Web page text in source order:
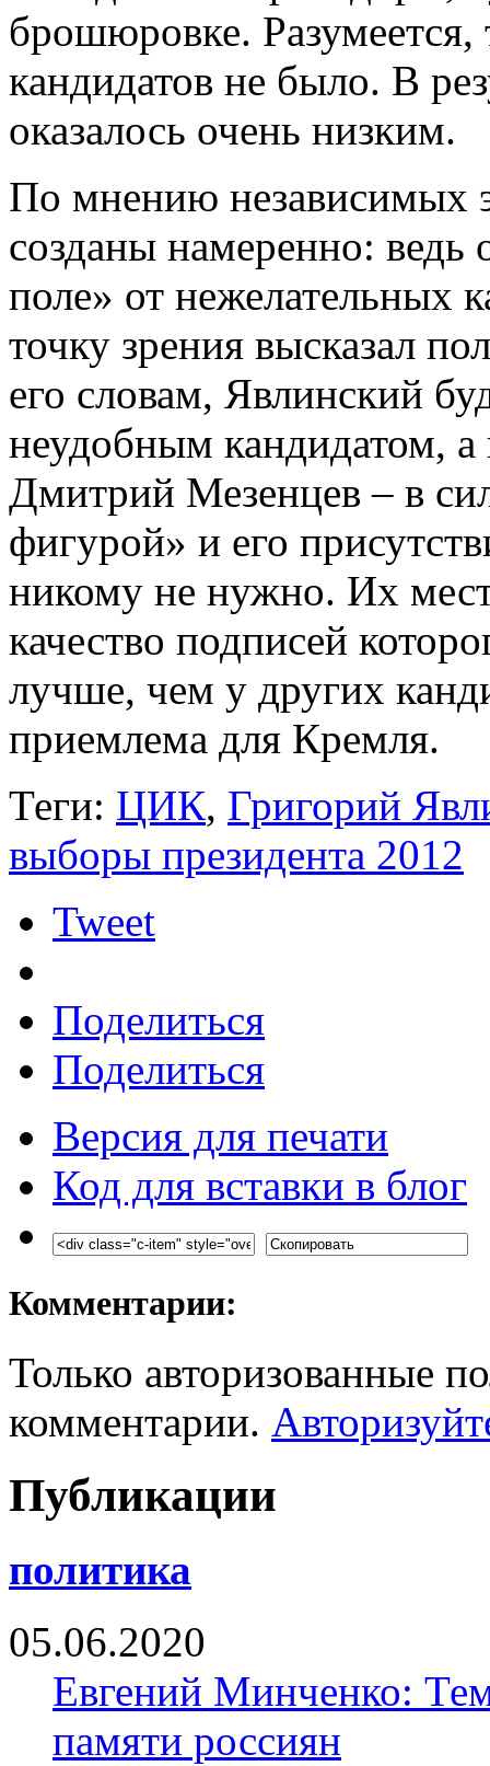
брошюровке.
кандидатов не было. В
оказалось очень низким.
По мнению независимых
созданы намеренно: ведь
поле» от нежелательных
точку зрения высказал
его словам, Явлинский
неудобным кандидатом, а
Дмитрий Мезенцев – в
фигурой» и его
никому не нужно. Их
качество подписей
лучше, чем у других
приемлема для Кремля.
Теги: ЦИК, Григорий
выборы президента 2012
Tweet
Поделиться
Поделиться
Версия для печати
Код для вставки в блог
Комментарии:
Только авторизованные
комментарии.
Публикации
политика
05.06.2020
Евгений Минченко:
памяти россиян